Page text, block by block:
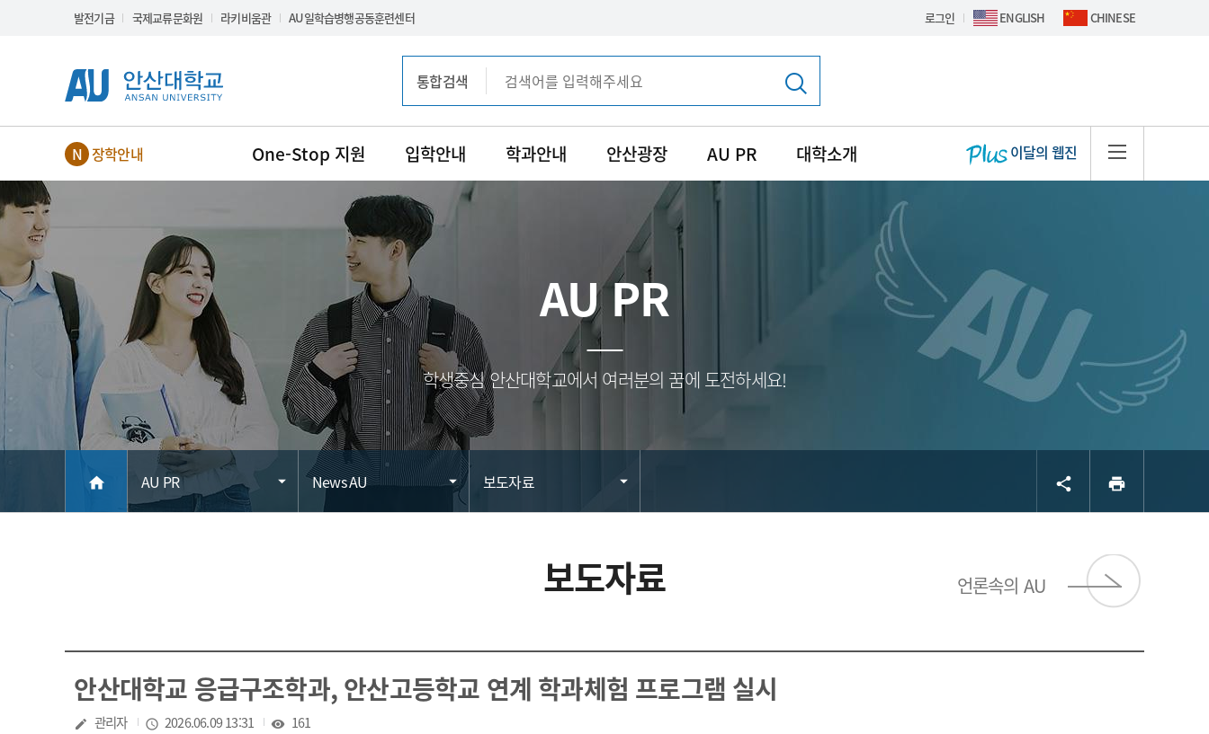
Skip Menu
발전기금 국제교류문화원 라키비움관 AU일학습병행공동훈련센터 로그인 ENGLISH CHINESE
통합검색
통합검색
NEW장학안내 One-Stop 지원 입학안내 학과안내 안산광장 AU PR 대학소개 이달의 웹진 사이트맵
AU PR
학생중심 안산대학교에서 여러분의 꿈에 도전하세요!
home AU PR News AU 보도자료 share print
보도자료 언론속의 AU
안산대학교 응급구조학과, 안산고등학교 연계 학과체험 프로그램 실시
작성자
create 관리자 작성일
access_time 2026.06.09 13:31 조회수
visibility 161